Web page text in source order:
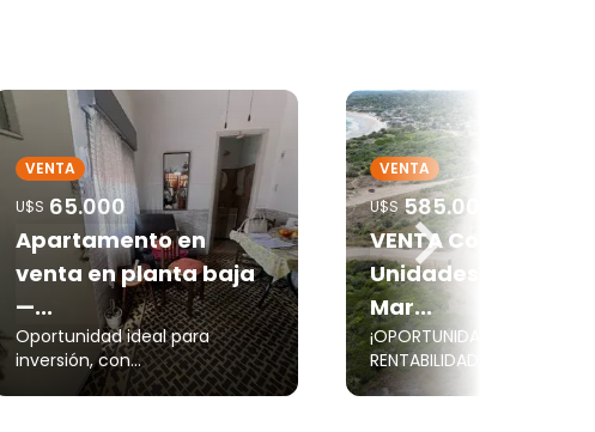
VENTA
U$S 65.000
Apartamento en
venta en planta baja
—...
Oportunidad ideal para
inversión, con...
VENTA
U$S 585.000
VENTA Complejo 13
Unidades Frente al
Mar...
¡OPORTUNIDAD ÚNICA:
RENTABILIDAD PROBADA...